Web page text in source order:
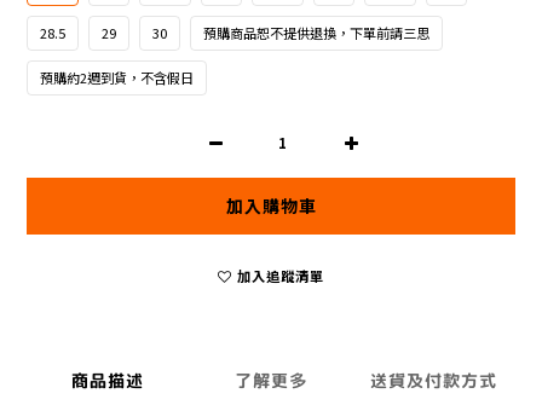
28.5 29 30 預購商品恕不提供退換，下單前請三思
預購約2週到貨，不含假日
加入購物車
加入追蹤清單
商品描述 了解更多 送貨及付款方式